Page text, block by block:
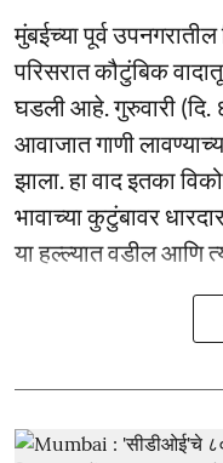
मुंबईच्या पूर्व
परिसरात कौटुंबिक
घडली आहे. गुरुवारी (दि.
आवाजात गाणी
झाला. हा वाद इतका
भावाच्या कुटुंबावर
या हल्ल्यात वडील आणि